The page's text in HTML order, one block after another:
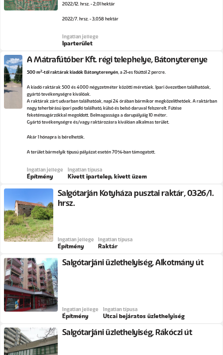
2022/12. hrsz. - 2,01 hektár
2022/7. hrsz. - 3,058 hektár
Ingatlan jellege
Iparterület
A Mátrafűtőber Kft. régi telephelye, Bátonyterenye
500 m2-től raktárak kiadók Bátonyterenyén, a 21-es főúttól 2 percre.
A kiadó raktárak 500 és 4000 négyzetméter közötti méretűek. Ipari övezetben találhatóak,
gyártó tevékenységre kiválóak.
A raktárak zárt udvarban találhatóak, napi 24 órában bármikor megközelíthetőek. A raktárban
nagy teherbírású ipari padló található, külső és belső daruval felszerelt. Fűtése
feketénsugárzókkal megoldott. Belmagassága a darupályáig 10 méter.
Gyártó tevékenységre és/vagy raktározásra kiválóan alkalmas terület.
Akár 1 hónapra is bérelhetők.
A terület bármelyik típusú pályázat esetén 70%-ban támogatott.
Ingatlan jellege
Építmény
Ingatlan típusa
Kivett ipartelep, kivett üzem
Salgótarján Kotyháza pusztai raktár, 0326/1.
hrsz.
Ingatlan jellege
Építmény
Ingatlan típusa
Raktár
Salgótarjáni üzlethelyiség, Alkotmány út
Ingatlan jellege
Építmény
Ingatlan típusa
Utcai bejáratos üzlethelyiség
Salgótarjáni üzlethelyiség, Rákóczi út